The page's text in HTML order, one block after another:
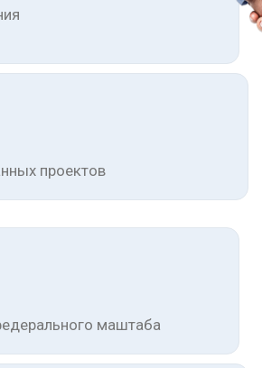
проектов
маштаба